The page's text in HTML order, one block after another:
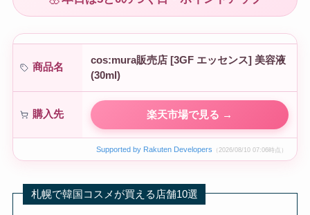
商品名
cos:mura販売店 [3GF エッセンス] 美容液
(30ml)
購入先 楽天市場で見る →
Supported by Rakuten Developers （2026/08/10 07:06時点）
札幌で韓国コスメが買える店舗10選